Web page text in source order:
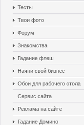
Тесты
Твои фото
Форум
Знакомства
Гадание флеш
Начни свой бизнес
Обои для рабочего стола
Сервис сайта
Реклама на сайте
Гадание Домино